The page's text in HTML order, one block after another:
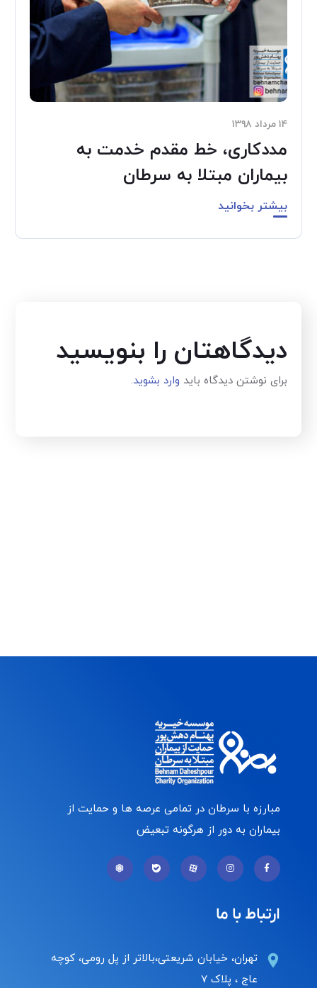
۱۴ مرداد ۱۳۹۸
مددکاری، خط مقدم خدمت به
بیماران مبتلا به سرطان
بیشتر بخوانید
دیدگاهتان را بنویسید
برای نوشتن دیدگاه باید وارد بشوید.
مبارزه با سرطان در تمامی عرصه ها و حمایت از
بیماران به دور از هرگونه تبعیض
ارتباط با ما
تهران، خیابان شریعتی،بالاتر از پل رومی، کوچه
عاج ، پلاک ۷